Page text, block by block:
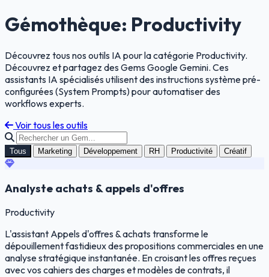
Gémothèque: Productivity
Découvrez tous nos outils IA pour la catégorie Productivity.
Découvrez et partagez des Gems Google Gemini. Ces
assistants IA spécialisés utilisent des instructions système pré-
configurées (System Prompts) pour automatiser des
workflows experts.
Voir tous les outils
Tous Marketing Développement RH Productivité Créatif
Analyste achats & appels d'offres
Productivity
L'assistant Appels d'offres & achats transforme le
dépouillement fastidieux des propositions commerciales en une
analyse stratégique instantanée. En croisant les offres reçues
avec vos cahiers des charges et modèles de contrats, il